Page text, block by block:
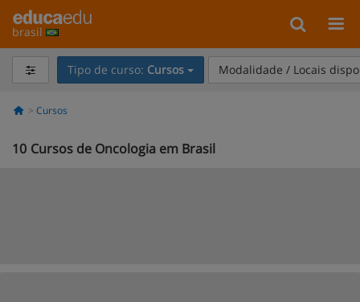
brasil
Tipo de curso: Cursos Modalidade / Locais
Cursos
10 Cursos de Oncologia em Brasil